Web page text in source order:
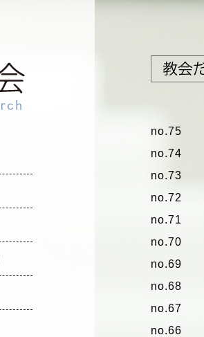
no.75
no.74
no.73
no.72
no.71
no.70
no.69
no.68
no.67
no.66